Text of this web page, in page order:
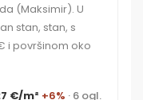
(Maksimir). U
stan, stan, s
i površinom oko
€/m² +6% · 6 ogl.